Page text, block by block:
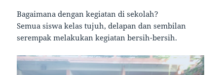
Bagaimana dengan kegiatan di sekolah?
Semua siswa kelas tujuh, delapan dan sembilan
serempak melakukan kegiatan bersih-bersih.